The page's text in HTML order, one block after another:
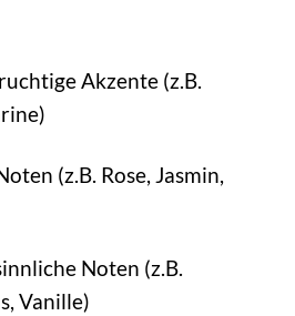
Akzente (z.B.
(z.B. Rose, Jasmin,
Noten (z.B.
Vanille)